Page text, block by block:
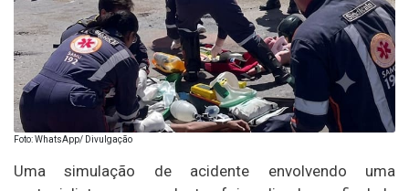
Foto: WhatsApp/ Divulgação
Uma simulação de acidente envolvendo uma